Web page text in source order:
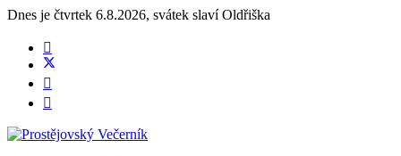
Dnes je čtvrtek 6.8.2026, svátek slavíOldřiška